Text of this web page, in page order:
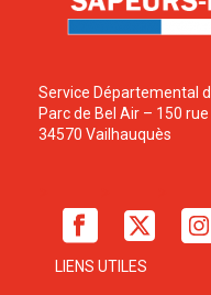
Service Départemental
Parc de Bel Air – 150
34570 Vailhauquès
LIENS UTILES